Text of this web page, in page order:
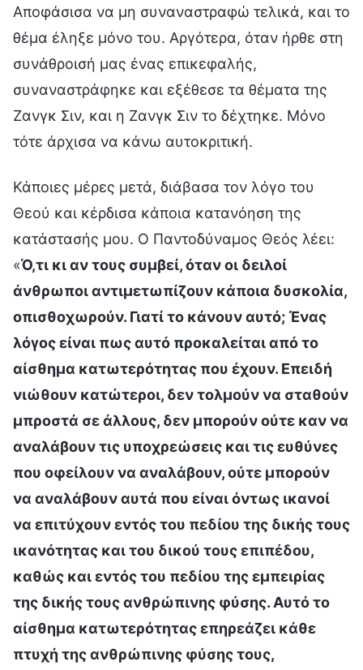
Αποφάσισα να μη συναναστραφώ τελικά, και το
θέμα έληξε μόνο του. Αργότερα, όταν ήρθε στη
συνάθροισή μας ένας επικεφαλής,
συναναστράφηκε και εξέθεσε τα θέματα της
Ζανγκ Σιν, και η Ζανγκ Σιν το δέχτηκε. Μόνο
τότε άρχισα να κάνω αυτοκριτική.
Κάποιες μέρες μετά, διάβασα τον λόγο του
Θεού και κέρδισα κάποια κατανόηση της
κατάστασής μου. Ο Παντοδύναμος Θεός λέει:
«Ό,τι κι αν τους συμβεί, όταν οι δειλοί
άνθρωποι αντιμετωπίζουν κάποια δυσκολία,
οπισθοχωρούν. Γιατί το κάνουν αυτό; Ένας
λόγος είναι πως αυτό προκαλείται από το
αίσθημα κατωτερότητας που έχουν. Επειδή
νιώθουν κατώτεροι, δεν τολμούν να σταθούν
μπροστά σε άλλους, δεν μπορούν ούτε καν να
αναλάβουν τις υποχρεώσεις και τις ευθύνες
που οφείλουν να αναλάβουν, ούτε μπορούν
να αναλάβουν αυτά που είναι όντως ικανοί
να επιτύχουν εντός του πεδίου της δικής τους
ικανότητας και του δικού τους επιπέδου,
καθώς και εντός του πεδίου της εμπειρίας
της δικής τους ανθρώπινης φύσης. Αυτό το
αίσθημα κατωτερότητας επηρεάζει κάθε
πτυχή της ανθρώπινης φύσης τους,